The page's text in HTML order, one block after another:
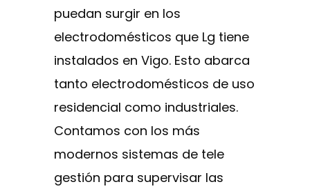
puedan surgir en los
electrodomésticos que Lg tiene
instalados en Vigo. Esto abarca
tanto electrodomésticos de uso
residencial como industriales.
Contamos con los más
modernos sistemas de tele
gestión para supervisar las